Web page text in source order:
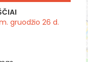
gruodžio 26 d.